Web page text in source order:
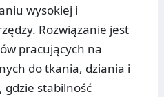
wysokiej i
Rozwiązanie jest
pracujących na
do tkania, dziania i
gdzie stabilność